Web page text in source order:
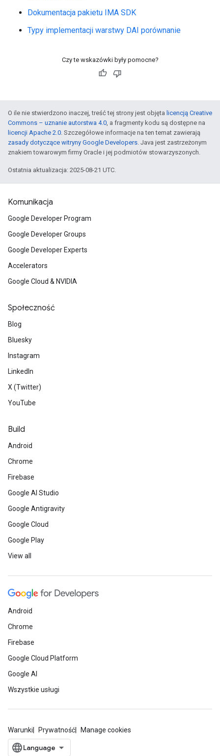
Dokumentacja pakietu IMA SDK
Typy implementacji warstwy DAI porównanie
Czy te wskazówki były pomocne?
O ile nie stwierdzono inaczej, treść tej strony jest objęta licencją Creative
Commons – uznanie autorstwa 4.0, a fragmenty kodu są dostępne na
licencji Apache 2.0. Szczegółowe informacje na ten temat zawierają
zasady dotyczące witryny Google Developers. Java jest zastrzeżonym
znakiem towarowym firmy Oracle i jej podmiotów stowarzyszonych.
Ostatnia aktualizacja: 2025-08-21 UTC.
Komunikacja
Google Developer Program
Google Developer Groups
Google Developer Experts
Accelerators
Google Cloud & NVIDIA
Społeczność
Blog
Bluesky
Instagram
LinkedIn
X (Twitter)
YouTube
Build
Android
Chrome
Firebase
Google AI Studio
Google Antigravity
Google Cloud
Google Play
View all
Android
Chrome
Firebase
Google Cloud Platform
Google AI
Wszystkie usługi
Warunki Prywatność Manage cookies